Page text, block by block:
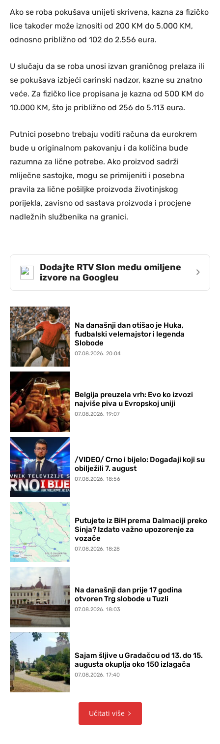
Ako se roba pokušava unijeti skrivena, kazna za fizičko
lice također može iznositi od 200 KM do 5.000 KM,
odnosno približno od 102 do 2.556 eura.
U slučaju da se roba unosi izvan graničnog prelaza ili
se pokušava izbjeći carinski nadzor, kazne su znatno
veće. Za fizičko lice propisana je kazna od 500 KM do
10.000 KM, što je približno od 256 do 5.113 eura.
Putnici posebno trebaju voditi računa da eurokrem
bude u originalnom pakovanju i da količina bude
razumna za lične potrebe. Ako proizvod sadrži
mliječne sastojke, mogu se primijeniti i posebna
pravila za lične pošiljke proizvoda životinjskog
porijekla, zavisno od sastava proizvoda i procjene
nadležnih službenika na granici.
Dodajte RTV Slon među omiljene
izvore na Googleu
›
Na današnji dan otišao je Huka,
fudbalski velemajstor i legenda
Slobode
07.08.2026. 20:04
Belgija preuzela vrh: Evo ko izvozi
najviše piva u Evropskoj uniji
07.08.2026. 19:07
/VIDEO/ Crno i bijelo: Događaji koji su
obilježili 7. august
07.08.2026. 18:56
Putujete iz BiH prema Dalmaciji preko
Sinja? Izdato važno upozorenje za
vozače
07.08.2026. 18:28
Na današnji dan prije 17 godina
otvoren Trg slobode u Tuzli
07.08.2026. 18:03
Sajam šljive u Gradačcu od 13. do 15.
augusta okuplja oko 150 izlagača
07.08.2026. 17:40
Učitati više